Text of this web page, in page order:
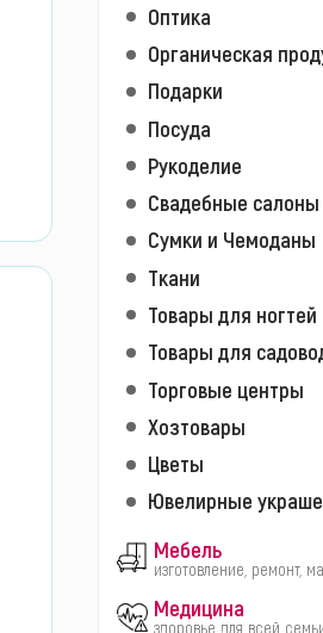
Оптика
Органическая
Подарки
Посуда
Рукоделие
Свадебные салоны
Сумки и Чемоданы
Ткани
Товары для ногтей
Товары для
Торговые центры
Хозтовары
Цветы
Ювелирные
Мебель
изготовление, ремонт,
Медицина
здоровье для всей